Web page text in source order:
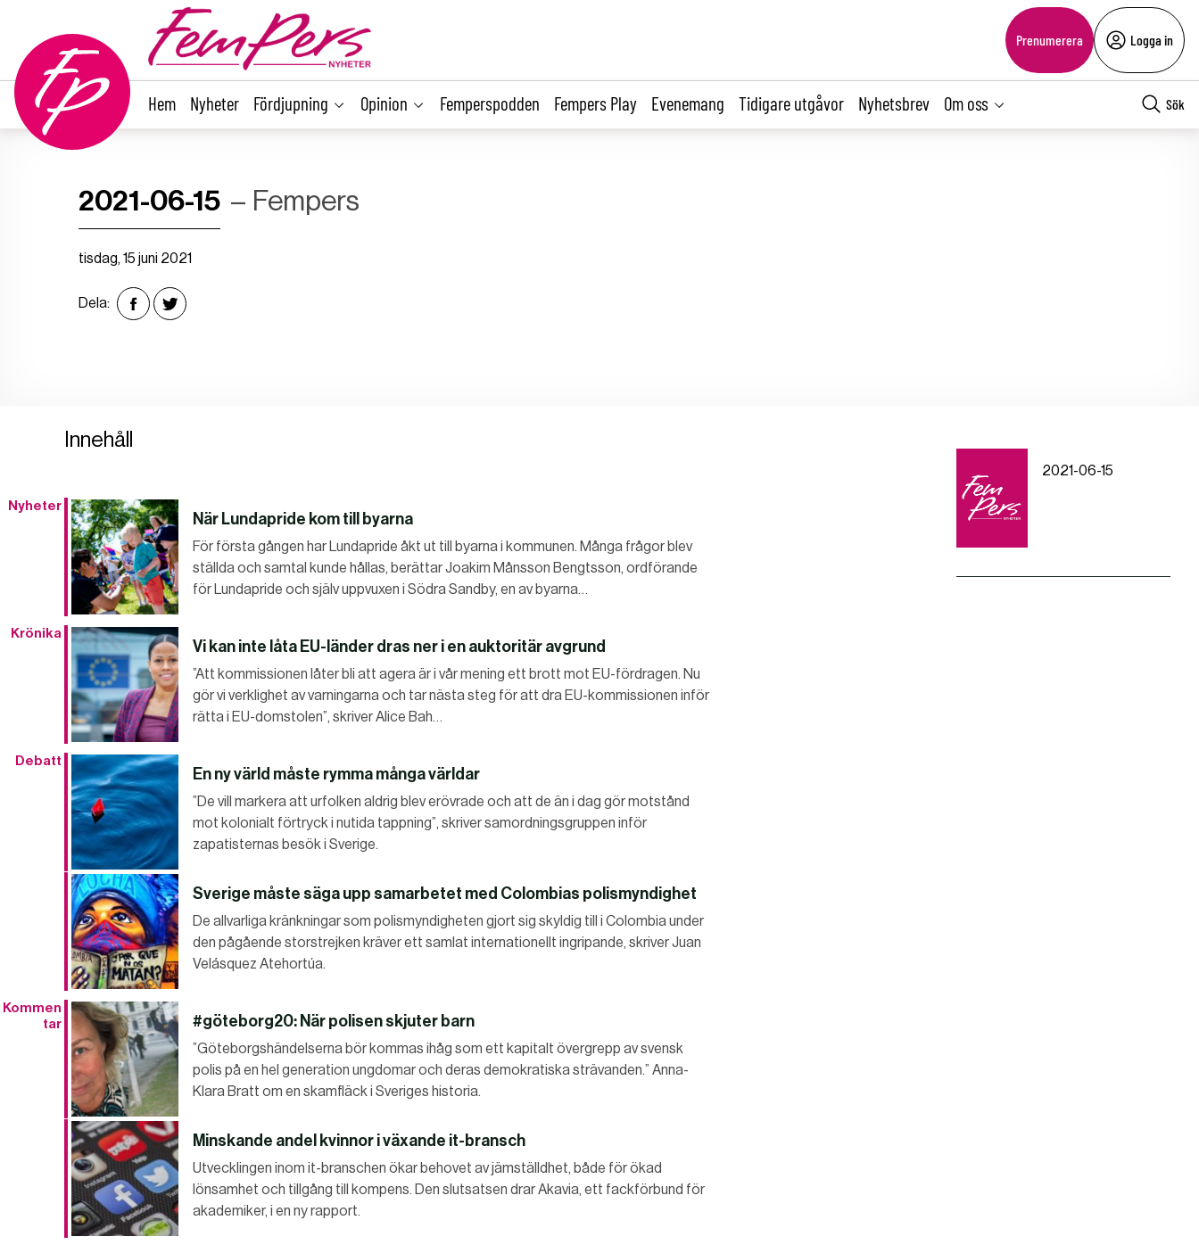
Prenumerera Logga in
Hem Nyheter Fördjupning Opinion Femperspodden Fempers Play Evenemang Tidigare utgåvor Nyhetsbrev Om oss Sök
2021-06-15 Fempers
tisdag, 15 juni 2021
Dela:
2021-06-15
Innehåll
Nyheter
När Lundapride kom till byarna
För första gången har Lundapride åkt ut till byarna i kommunen. Många frågor blev
ställda och samtal kunde hållas, berättar Joakim Månsson Bengtsson, ordförande
för Lundapride och själv uppvuxen i Södra Sandby, en av byarna…
Krönika
Vi kan inte låta EU-länder dras ner i en auktoritär avgrund
”Att kommissionen låter bli att agera är i vår mening ett brott mot EU-fördragen. Nu
gör vi verklighet av varningarna och tar nästa steg för att dra EU-kommissionen inför
rätta i EU-domstolen”, skriver Alice Bah…
Debatt
En ny värld måste rymma många världar
”De vill markera att urfolken aldrig blev erövrade och att de än i dag gör motstånd
mot kolonialt förtryck i nutida tappning”, skriver samordningsgruppen inför
zapatisternas besök i Sverige.
Sverige måste säga upp samarbetet med Colombias polismyndighet
De allvarliga kränkningar som polismyndigheten gjort sig skyldig till i Colombia under
den pågående storstrejken kräver ett samlat internationellt ingripande, skriver Juan
Velásquez Atehortúa.
Kommen
tar
#göteborg20: När polisen skjuter barn
”Göteborgshändelserna bör kommas ihåg som ett kapitalt övergrepp av svensk
polis på en hel generation ungdomar och deras demokratiska strävanden.” Anna-
Klara Bratt om en skamfläck i Sveriges historia.
Minskande andel kvinnor i växande it-bransch
Utvecklingen inom it-branschen ökar behovet av jämställdhet, både för ökad
lönsamhet och tillgång till kompens. Den slutsatsen drar Akavia, ett fackförbund för
akademiker, i en ny rapport.